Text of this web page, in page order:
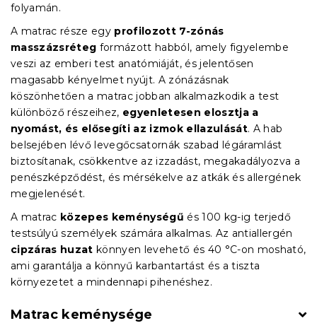
folyamán.
A matrac része egy profilozott 7-zónás
masszázsréteg formázott habból, amely figyelembe
veszi az emberi test anatómiáját, és jelentősen
magasabb kényelmet nyújt. A zónázásnak
köszönhetően a matrac jobban alkalmazkodik a test
különböző részeihez, egyenletesen elosztja a
nyomást, és elősegíti az izmok ellazulását. A hab
belsejében lévő levegőcsatornák szabad légáramlást
biztosítanak, csökkentve az izzadást, megakadályozva a
penészképződést, és mérsékelve az atkák és allergének
megjelenését.
A matrac közepes keménységű és 100 kg-ig terjedő
testsúlyú személyek számára alkalmas. Az antiallergén
cipzáras huzat könnyen levehető és 40 °C-on mosható,
ami garantálja a könnyű karbantartást és a tiszta
környezetet a mindennapi pihenéshez.
Matrac keménysége